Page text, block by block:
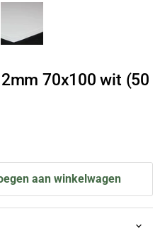
70x100 wit (50
aan winkelwagen